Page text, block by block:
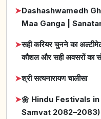
➤Dashashwamedh
Maa Ganga |
➤सही करियर चुनने का
कौशल और सही अवसरों का
➤श्री सत्यनारायण चालीसा
➤🌼 Hindu Festivals
Samvat 2082–2083)